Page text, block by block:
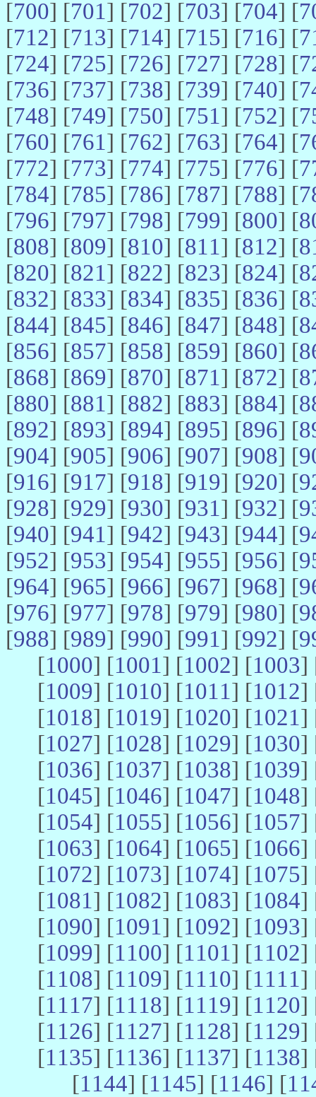
[700] [701] [702] [703] [704] [
[712] [713] [714] [715] [716] [
[724] [725] [726] [727] [728] [
[736] [737] [738] [739] [740] [
[748] [749] [750] [751] [752] [
[760] [761] [762] [763] [764] [
[772] [773] [774] [775] [776] [
[784] [785] [786] [787] [788] [
[796] [797] [798] [799] [800] [
[808] [809] [810] [811] [812] [
[820] [821] [822] [823] [824] [
[832] [833] [834] [835] [836] [
[844] [845] [846] [847] [848] [
[856] [857] [858] [859] [860] [
[868] [869] [870] [871] [872] [
[880] [881] [882] [883] [884] [
[892] [893] [894] [895] [896] [
[904] [905] [906] [907] [908] [
[916] [917] [918] [919] [920] [
[928] [929] [930] [931] [932] [
[940] [941] [942] [943] [944] [
[952] [953] [954] [955] [956] [
[964] [965] [966] [967] [968] [
[976] [977] [978] [979] [980] [
[988] [989] [990] [991] [992] [
[1000] [1001] [1002] [1003]
[1009] [1010] [1011] [1012]
[1018] [1019] [1020] [1021]
[1027] [1028] [1029] [1030]
[1036] [1037] [1038] [1039]
[1045] [1046] [1047] [1048]
[1054] [1055] [1056] [1057]
[1063] [1064] [1065] [1066]
[1072] [1073] [1074] [1075]
[1081] [1082] [1083] [1084]
[1090] [1091] [1092] [1093]
[1099] [1100] [1101] [1102]
[1108] [1109] [1110] [1111]
[1117] [1118] [1119] [1120]
[1126] [1127] [1128] [1129]
[1135] [1136] [1137] [1138]
[1144] [1145] [1146] [